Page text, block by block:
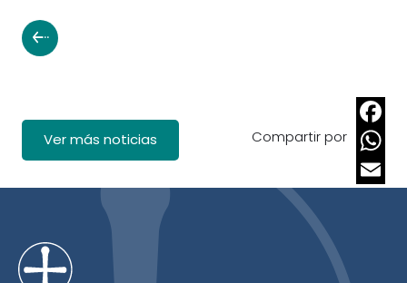
Ver más noticias Compartir por